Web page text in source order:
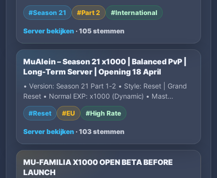
#Season 21 #Part 2 #International
Server bekijken · 105 stemmen
MuAlein – Season 21 x1000 | Balanced PvP |
Long-Term Server | Opening 18 April
• Version: Season 21 Part 1-2 • Style: Reset | Grand
Reset • Normal EXP: x1000 (Dynamic) • Mast…
#Reset #EU #High Rate
Server bekijken · 103 stemmen
MU-FAMILIA X1000 OPEN BETA BEFORE
LAUNCH